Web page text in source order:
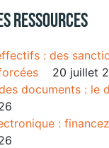
ressources
: des
20 juillet
documents : le
: